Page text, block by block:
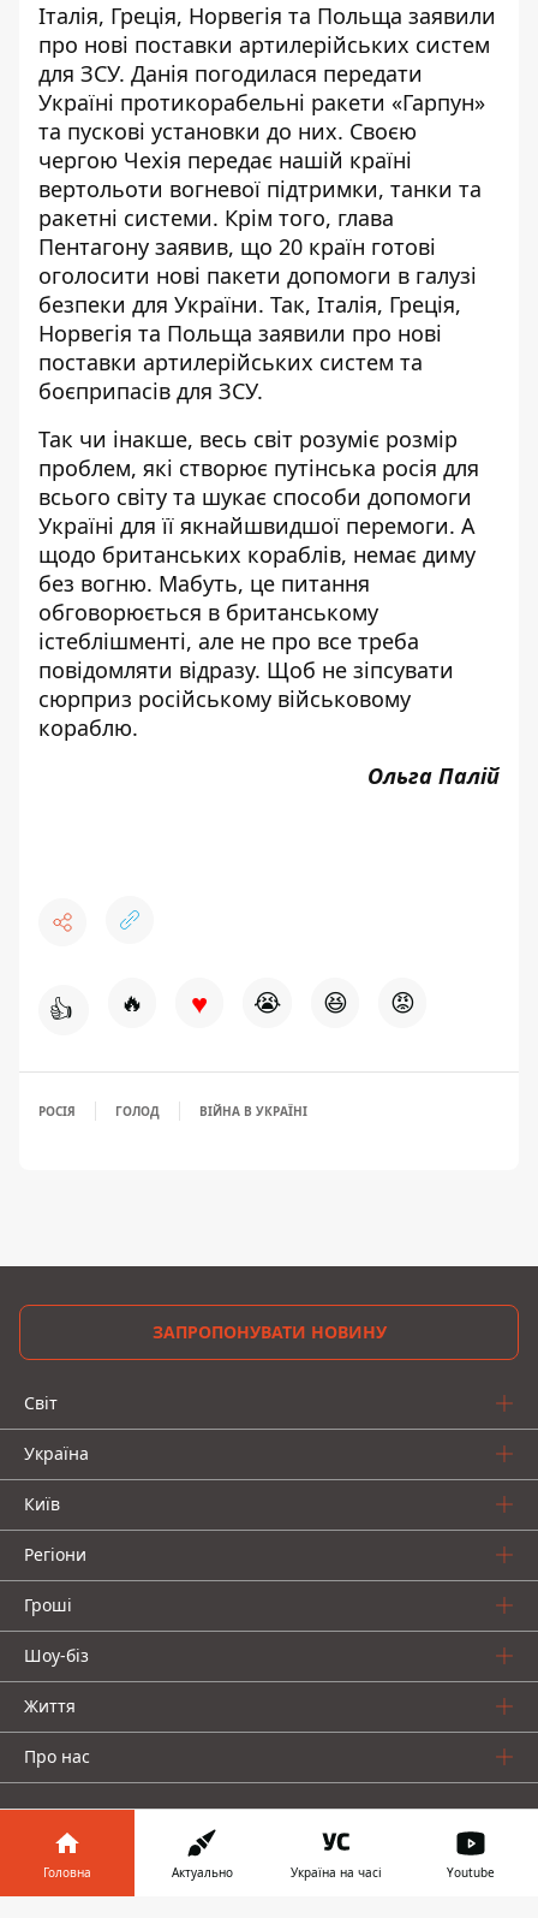
Італія, Греція, Норвегія та Польща заявили
про нові поставки артилерійських систем
для ЗСУ. Данія погодилася передати
Україні протикорабельні ракети «Гарпун»
та пускові установки до них. Своєю
чергою Чехія передає нашій країні
вертольоти вогневої підтримки, танки та
ракетні системи. Крім того, глава
Пентагону заявив, що 20 країн готові
оголосити нові пакети допомоги в галузі
безпеки для України. Так, Італія, Греція,
Норвегія та Польща заявили про нові
поставки артилерійських систем та
боєприпасів для ЗСУ.
Так чи інакше, весь світ розуміє розмір
проблем, які створює путінська росія для
всього світу та шукає способи допомоги
Україні для її якнайшвидшої перемоги. А
щодо британських кораблів, немає диму
без вогню. Мабуть, це питання
обговорюється в британському
істеблішменті, але не про все треба
повідомляти відразу. Щоб не зіпсувати
сюрприз російському військовому
кораблю.
Ольга Палій
👍 🔥 ♥ 😭 😆 😡
РОСІЯ ГОЛОД ВІЙНА В УКРАЇНІ
ЗАПРОПОНУВАТИ НОВИНУ
Світ
Україна
Київ
Регіони
Гроші
Шоу-біз
Життя
Про нас
Головна Актуально Україна на часі Youtube